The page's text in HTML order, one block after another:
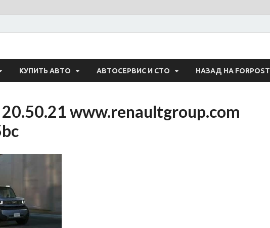
— Авто
КУПИТЬ АВТО АВТОСЕРВИС И СТО НАЗАД НА FORPOST
www.renaultgroup.com